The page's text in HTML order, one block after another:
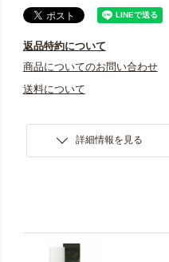
返品特約について
商品についてのお問い合わせ
送料について
詳細情報を見る